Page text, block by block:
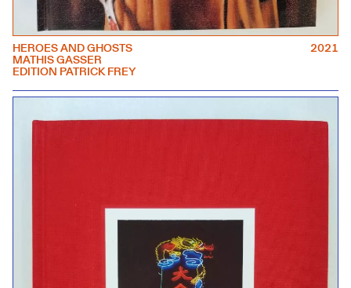
HEROES AND GHOSTS
MATHIS GASSER
EDITION PATRICK FREY
2021